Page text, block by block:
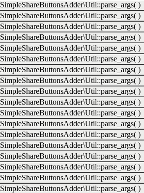
SimpleShareButtonsAdder\Util::parse_args( )
SimpleShareButtonsAdder\Util::parse_args( )
SimpleShareButtonsAdder\Util::parse_args( )
SimpleShareButtonsAdder\Util::parse_args( )
SimpleShareButtonsAdder\Util::parse_args( )
SimpleShareButtonsAdder\Util::parse_args( )
SimpleShareButtonsAdder\Util::parse_args( )
SimpleShareButtonsAdder\Util::parse_args( )
SimpleShareButtonsAdder\Util::parse_args( )
SimpleShareButtonsAdder\Util::parse_args( )
SimpleShareButtonsAdder\Util::parse_args( )
SimpleShareButtonsAdder\Util::parse_args( )
SimpleShareButtonsAdder\Util::parse_args( )
SimpleShareButtonsAdder\Util::parse_args( )
SimpleShareButtonsAdder\Util::parse_args( )
SimpleShareButtonsAdder\Util::parse_args( )
SimpleShareButtonsAdder\Util::parse_args( )
SimpleShareButtonsAdder\Util::parse_args( )